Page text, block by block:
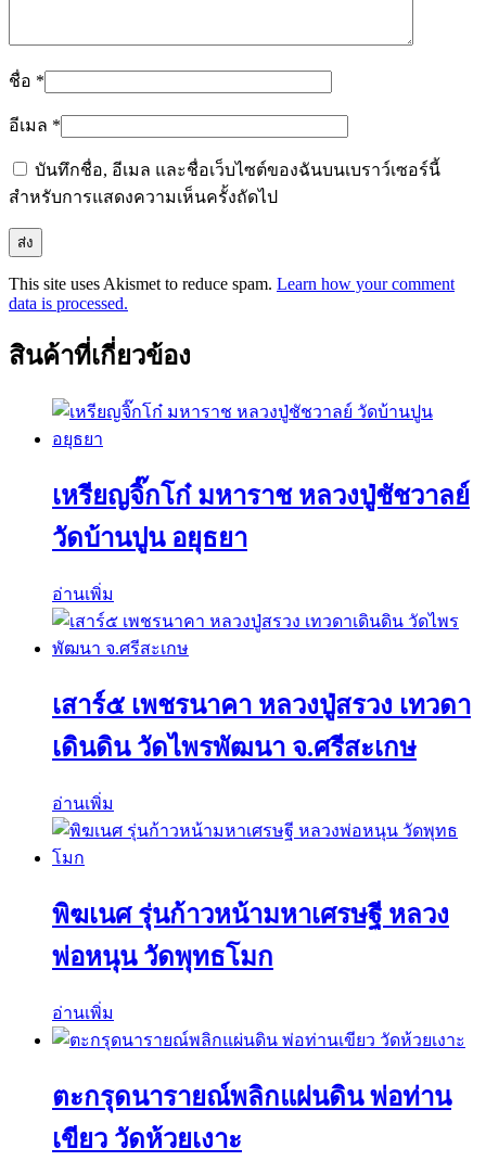
ชื่อ *
อีเมล *
บันทึกชื่อ, อีเมล และชื่อเว็บไซต์ของฉันบนเบราว์เซอร์นี้
สำหรับการแสดงความเห็นครั้งถัดไป
This site uses Akismet to reduce spam. Learn how your comment
data is processed.
สินค้าที่เกี่ยวข้อง
เหรียญจิ๊กโก๋ มหาราช หลวงปู่ชัชวาลย์
วัดบ้านปูน อยุธยา
อ่านเพิ่ม
เสาร์๕ เพชรนาคา หลวงปู่สรวง เทวดา
เดินดิน วัดไพรพัฒนา จ.ศรีสะเกษ
อ่านเพิ่ม
พิฆเนศ รุ่นก้าวหน้ามหาเศรษฐี หลวง
พ่อหนุน วัดพุทธโมก
อ่านเพิ่ม
ตะกรุดนารายณ์พลิกแผ่นดิน พ่อท่าน
เขียว วัดห้วยเงาะ